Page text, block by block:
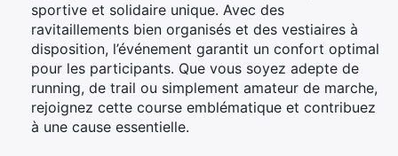
sportive et solidaire unique. Avec des
ravitaillements bien organisés et des vestiaires à
disposition, l’événement garantit un confort optimal
pour les participants. Que vous soyez adepte de
running, de trail ou simplement amateur de marche,
rejoignez cette course emblématique et contribuez
à une cause essentielle.